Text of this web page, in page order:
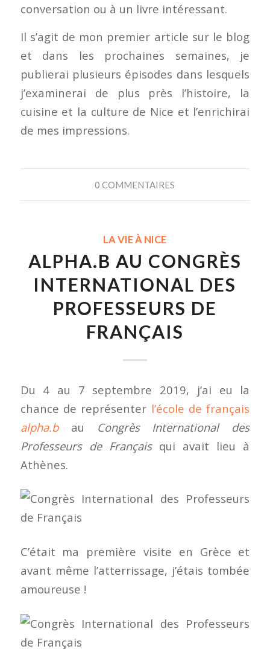
conversation ou à un livre intéressant.
Il s’agit de mon premier article sur le blog
et dans les prochaines semaines, je
publierai plusieurs épisodes dans lesquels
j’examinerai de plus près l’histoire, la
cuisine et la culture de Nice et l’enrichirai
de mes impressions.
0 COMMENTAIRES
LA VIE À NICE
ALPHA.B AU CONGRÈS
INTERNATIONAL DES
PROFESSEURS DE
FRANÇAIS
Du 4 au 7 septembre 2019, j’ai eu la
chance de représenter l’école de français
alpha.bau Congrès International des
Professeurs de Français qui avait lieu à
Athènes.
C’était ma première visite en Grèce et
avant même l’atterrissage, j’étais tombée
amoureuse !